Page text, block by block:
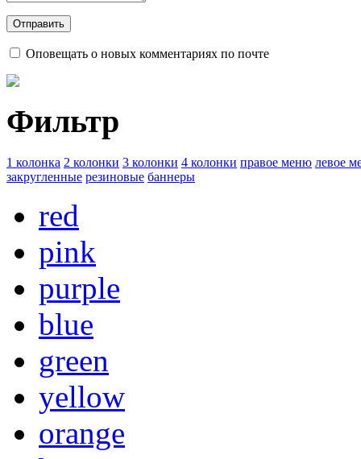
Оповещать о новых комментариях по почте
Фильтр
1 колонка 2 колонки 3 колонки 4 колонки правое меню левое
закругленные резиновые баннеры
red
pink
purple
blue
green
yellow
orange